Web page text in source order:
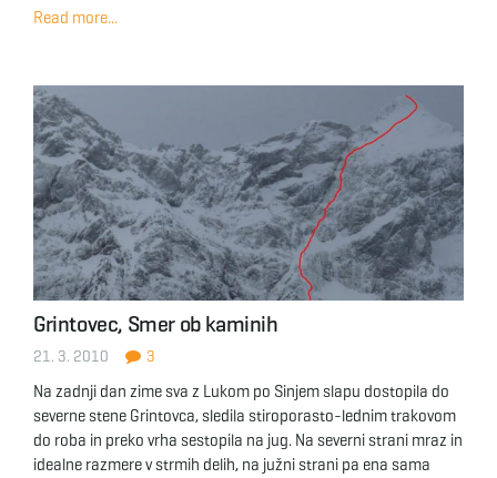
Read more...
Grintovec, Smer ob kaminih
21. 3. 2010 3
Na zadnji dan zime sva z Lukom po Sinjem slapu dostopila do
severne stene Grintovca, sledila stiroporasto-lednim trakovom
do roba in preko vrha sestopila na jug. Na severni strani mraz in
idealne razmere v strmih delih, na južni strani pa ena sama